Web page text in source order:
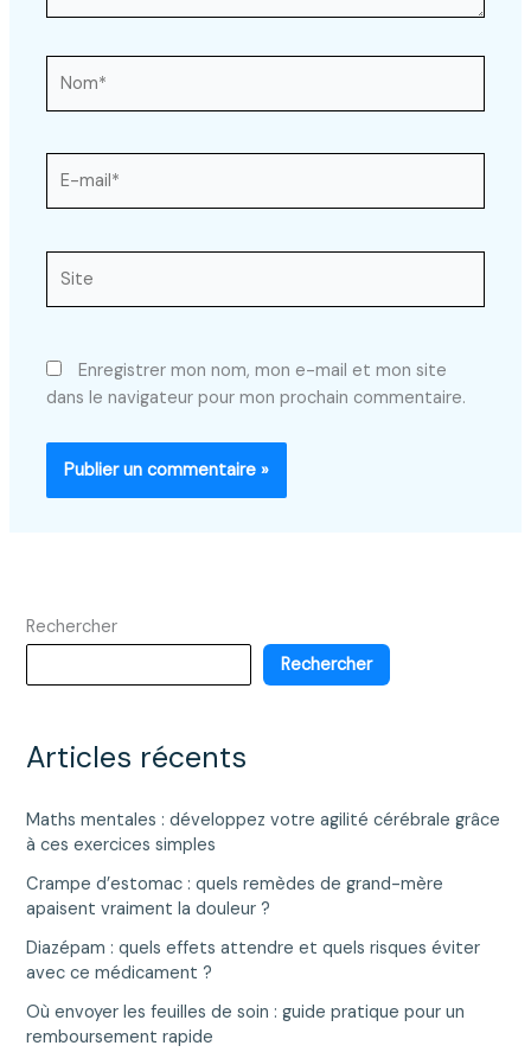
mail*
Enregistrer mon nom, mon e-mail et mon site
dans le navigateur pour mon prochain commentaire.
Rechercher
Rechercher
Articles récents
Maths mentales : développez votre agilité cérébrale grâce
à ces exercices simples
Crampe d’estomac : quels remèdes de grand-mère
apaisent vraiment la douleur ?
Diazépam : quels effets attendre et quels risques éviter
avec ce médicament ?
Où envoyer les feuilles de soin : guide pratique pour un
remboursement rapide